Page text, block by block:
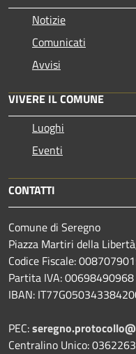
Notizie
Comunicati
Avvisi
VIVERE IL COMUNE
Luoghi
Eventi
CONTATTI
Comune di Seregno
Piazza Martiri della
Codice Fiscale:
Partita IVA: 00698490968
IBAN:
PEC:
Centralino Unico: